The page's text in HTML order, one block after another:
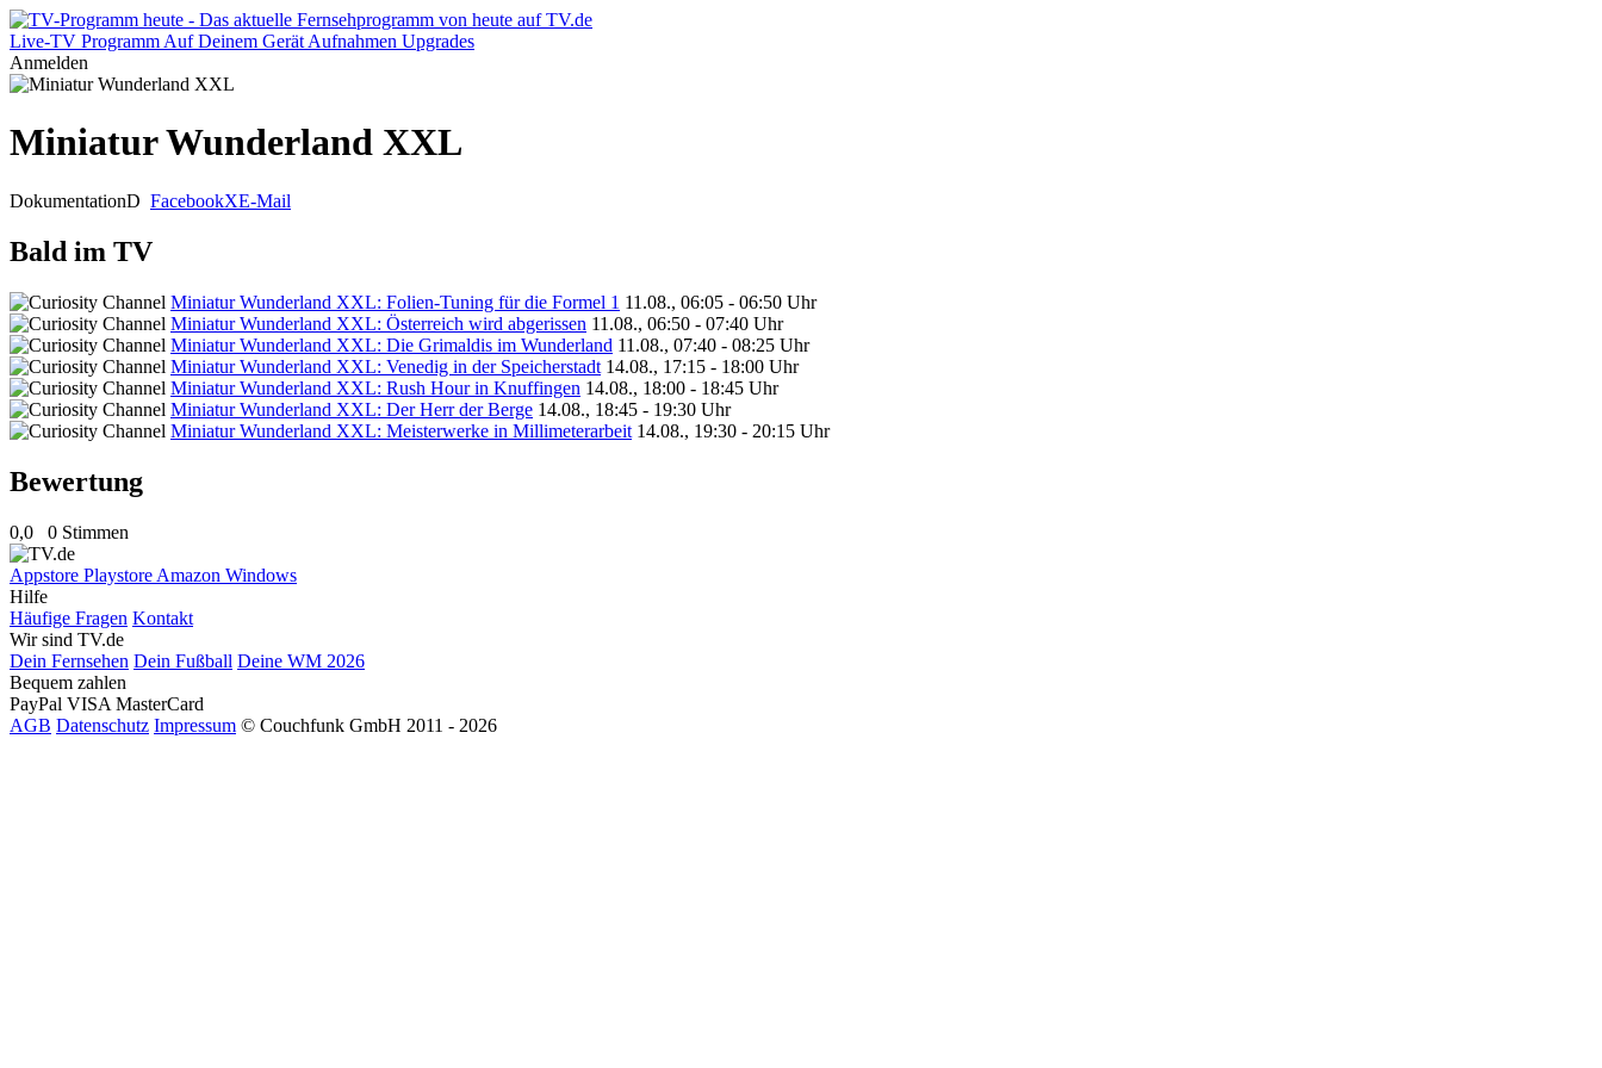
Live-TV Programm Auf Deinem Gerät Aufnahmen Upgrades
Anmelden
Miniatur Wunderland XXL
DokumentationD FacebookXE-Mail
Bald im TV
Miniatur Wunderland XXL: Folien-Tuning für die Formel 1 11.08., 06:05 - 06:50 Uhr
Miniatur Wunderland XXL: Österreich wird abgerissen 11.08., 06:50 - 07:40 Uhr
Miniatur Wunderland XXL: Die Grimaldis im Wunderland 11.08., 07:40 - 08:25 Uhr
Miniatur Wunderland XXL: Venedig in der Speicherstadt 14.08., 17:15 - 18:00 Uhr
Miniatur Wunderland XXL: Rush Hour in Knuffingen 14.08., 18:00 - 18:45 Uhr
Miniatur Wunderland XXL: Der Herr der Berge 14.08., 18:45 - 19:30 Uhr
Miniatur Wunderland XXL: Meisterwerke in Millimeterarbeit 14.08., 19:30 - 20:15 Uhr
Bewertung
0,0 0 Stimmen
Appstore Playstore Amazon Windows
Hilfe
Häufige Fragen Kontakt
Wir sind TV.de
Dein Fernsehen Dein Fußball Deine WM 2026
Bequem zahlen
PayPal VISA MasterCard
AGB Datenschutz Impressum © Couchfunk GmbH 2011 - 2026